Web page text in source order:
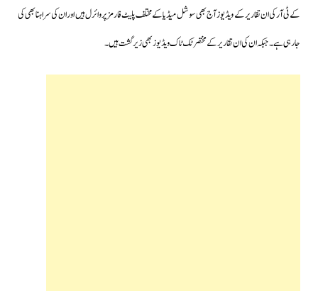
کے ٹی آر کی ان تقاریر کے ویڈیوز آج بھی سوشل میڈیا کے مختلف پلیٹ فارمز پر وائرل ہیں اور ان کی سراہنا بھی کی
جارہی ہے۔جبکہ ان کی ان تقاریر کے مختصر ٹک ٹاک ویڈیوز بھی زیرگشت ہیں۔